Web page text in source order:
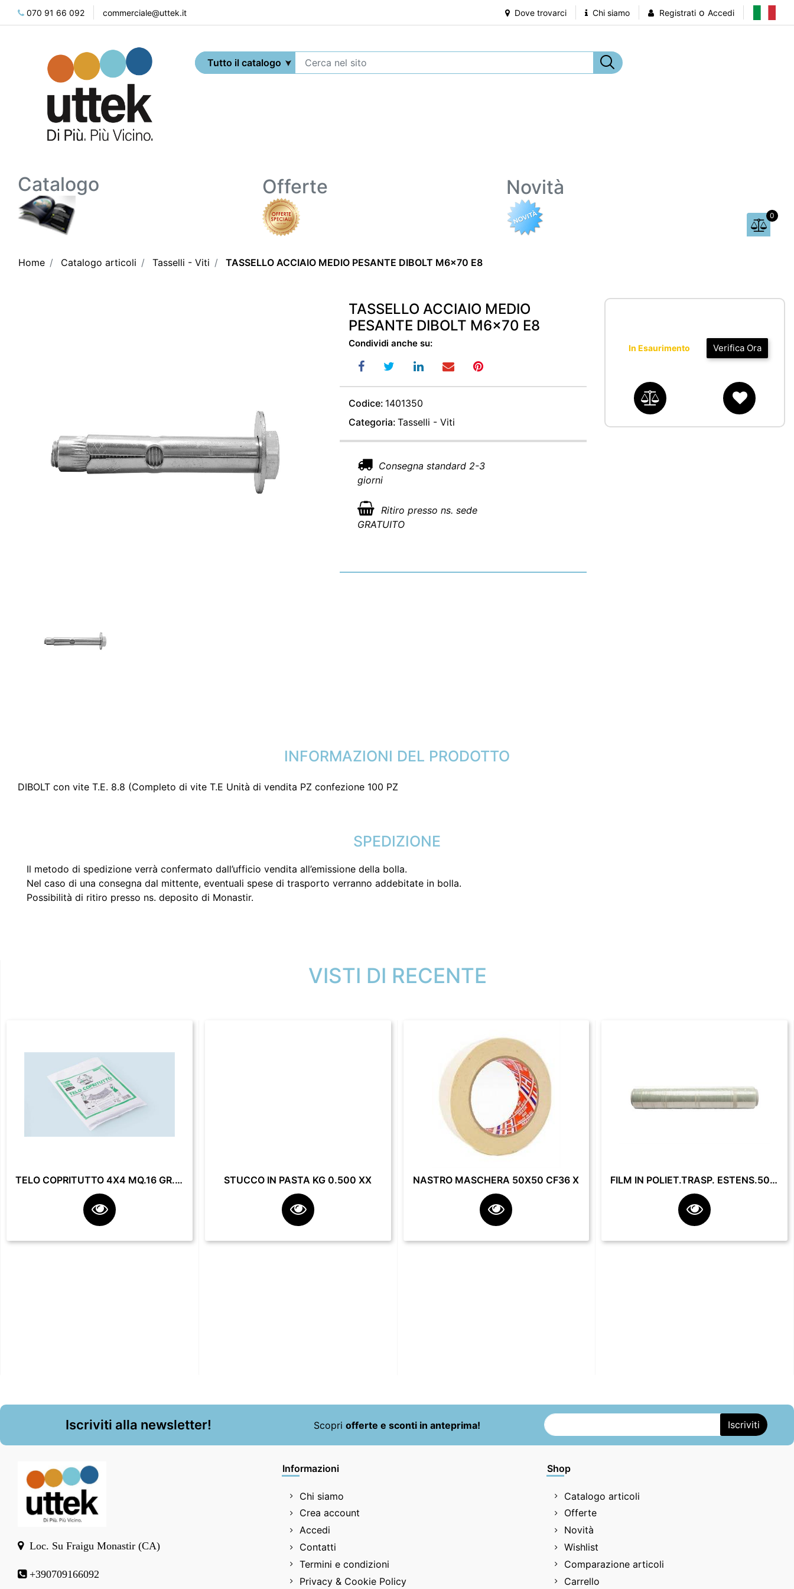
070 91 66 092 commerciale@uttek.it Dove trovarci Chi siamo Registrati o Accedi
Catalogo Offerte Novità
0
Home Catalogo articoli Tasselli - Viti TASSELLO ACCIAIO MEDIO PESANTE DIBOLT M6x70 E8
TASSELLO ACCIAIO MEDIO
PESANTE DIBOLT M6x70 E8
Condividi anche su:
Codice: 1401350
Categoria: Tasselli - Viti
Consegna standard 2-3
giorni
Ritiro presso ns. sede
GRATUITO
Verifica Ora
In Esaurimento
INFORMAZIONI DEL PRODOTTO
DIBOLT con vite T.E. 8.8 (Completo di vite T.E Unità di vendita PZ confezione 100 PZ
SPEDIZIONE
Il metodo di spedizione verrà confermato dall’ufficio vendita all’emissione della bolla.
Nel caso di una consegna dal mittente, eventuali spese di trasporto verranno addebitate in bolla.
Possibilità di ritiro presso ns. deposito di Monastir.
VISTI DI RECENTE
TELO COPRITUTTO 4X4 MQ.16 GR. 200** STUCCO IN PASTA KG 0.500 XX NASTRO MASCHERA 50X50 CF36 X FILM IN POLIET.TRASP. ESTENS.50 CM 23 MY 2.2 KG **
Iscriviti alla newsletter! Scopri offerte e sconti in anteprima!
Loc. Su Fraigu Monastir (CA)
+390709166092
Informazioni
Chi siamo
Crea account
Accedi
Contatti
Termini e condizioni
Privacy & Cookie Policy
Shop
Catalogo articoli
Offerte
Novità
Wishlist
Comparazione articoli
Carrello